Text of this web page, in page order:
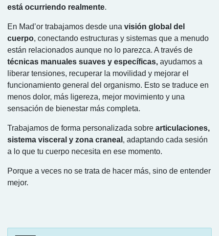
está ocurriendo realmente.
En Mad’or trabajamos desde una visión global del
cuerpo, conectando estructuras y sistemas que a menudo
están relacionados aunque no lo parezca. A través de
técnicas manuales suaves y específicas, ayudamos a
liberar tensiones, recuperar la movilidad y mejorar el
funcionamiento general del organismo. Esto se traduce en
menos dolor, más ligereza, mejor movimiento y una
sensación de bienestar más completa.
Trabajamos de forma personalizada sobre articulaciones,
sistema visceral y zona craneal , adaptando cada sesión
a lo que tu cuerpo necesita en ese momento.
Porque a veces no se trata de hacer más, sino de entender
mejor.